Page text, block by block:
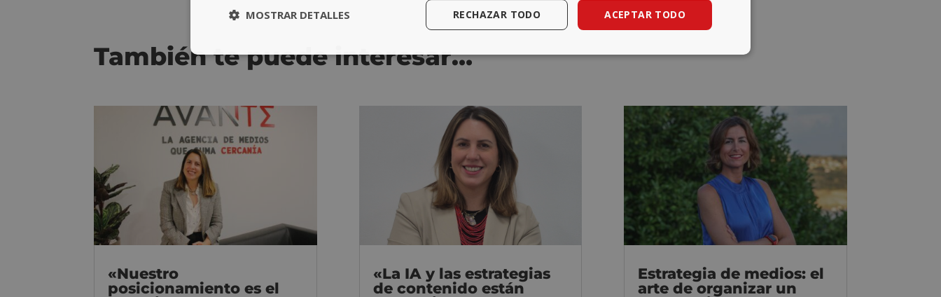
También te puede interesar…
«Nuestro
posicionamiento es el
«La IA y las estrategias
de contenido están
Estrategia de medios: el
arte de organizar un
ACEPTAR TODO
RECHAZAR TODO
MOSTRAR DETALLES